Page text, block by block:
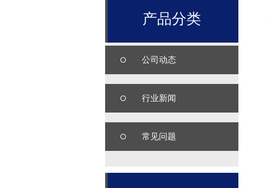
产品分类
公司动态
行业新闻
常见问题